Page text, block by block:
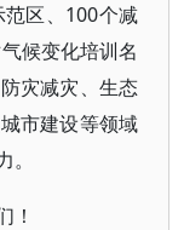
区、100个减
候变化培训名
灾减灾、生态
市建设等领域
！